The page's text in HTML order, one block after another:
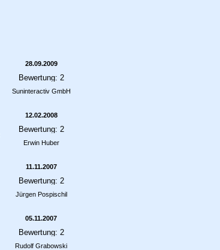
28.09.2009
Suninteractiv GmbH
12.02.2008
Erwin Huber
11.11.2007
Jürgen Pospischil
05.11.2007
Rudolf Grabowski